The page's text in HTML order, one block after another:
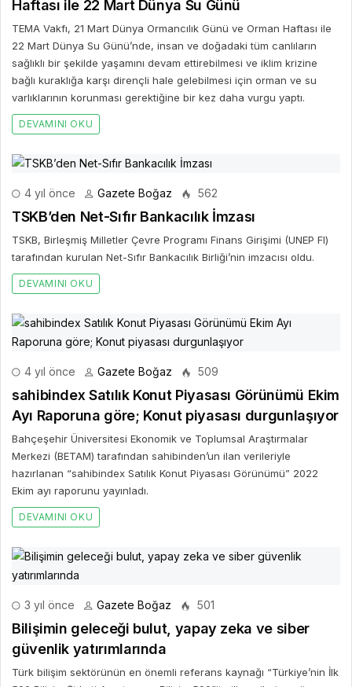
Haftası ile 22 Mart Dünya Su Günü
TEMA Vakfı, 21 Mart Dünya Ormancılık Günü ve Orman Haftası ile
22 Mart Dünya Su Günü’nde, insan ve doğadaki tüm canlıların
sağlıklı bir şekilde yaşamını devam ettirebilmesi ve iklim krizine
bağlı kuraklığa karşı dirençli hale gelebilmesi için orman ve su
varlıklarının korunması gerektiğine bir kez daha vurgu yaptı.
DEVAMINI OKU
4 yıl önce Gazete Boğaz 562
TSKB’den Net-Sıfır Bankacılık İmzası
TSKB, Birleşmiş Milletler Çevre Programı Finans Girişimi (UNEP FI)
tarafından kurulan Net-Sıfır Bankacılık Birliği’nin imzacısı oldu.
DEVAMINI OKU
4 yıl önce Gazete Boğaz 509
sahibindex Satılık Konut Piyasası Görünümü Ekim
Ayı Raporuna göre; Konut piyasası durgunlaşıyor
Bahçeşehir Üniversitesi Ekonomik ve Toplumsal Araştırmalar
Merkezi (BETAM) tarafından sahibinden’un ilan verileriyle
hazırlanan “sahibindex Satılık Konut Piyasası Görünümü” 2022
Ekim ayı raporunu yayınladı.
DEVAMINI OKU
3 yıl önce Gazete Boğaz 501
Bilişimin geleceği bulut, yapay zeka ve siber
güvenlik yatırımlarında
Türk bilişim sektörünün en önemli referans kaynağı “Türkiye’nin İlk